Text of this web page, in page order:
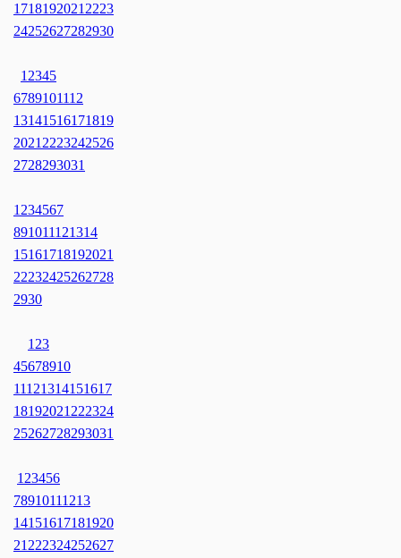
1718192021 2223
24252627282930
1 2345
6789101112
13141516171819
2021 2223242526
2728293031
1 234567
891011121314
15161718192021
22232425262728
2930
1 23
45678910
11121314151617
18192021 222324
25262728293031
1 23456
78910111213
14151617181920
21 222324252627